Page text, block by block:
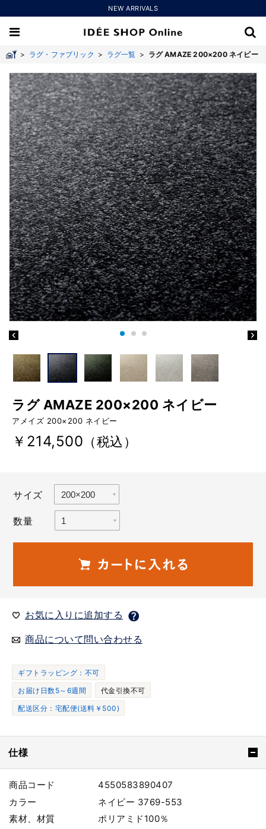
NEW ARRIVALS
> ラグ・ファブリック > ラグ一覧 > ラグ AMAZE 200×200 ネイビー
ラグ AMAZE 200×200 ネイビー
アメイズ 200×200 ネイビー
￥214,500 （税込）
サイズ
数量
お気に入りに追加する
商品について問い合わせる
ギフトラッピング：不可
お届け日数5～6週間
代金引換不可
配送区分：宅配便(送料￥500)
仕様
商品コード
4550583890407
カラー
ネイビー 3769-553
素材、材質
ポリアミド100％